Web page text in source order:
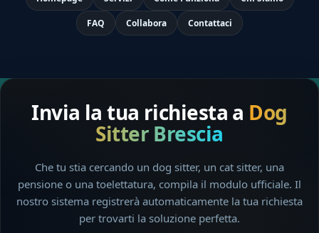
FAQ Collabora Contattaci
Invia la tua richiesta a Dog
Sitter Brescia
Che tu stia cercando un dog sitter, un cat sitter, una
pensione o una toelettatura, compila il modulo ufficiale. Il
nostro sistema registrerà automaticamente la tua richiesta
per trovarti la soluzione perfetta.